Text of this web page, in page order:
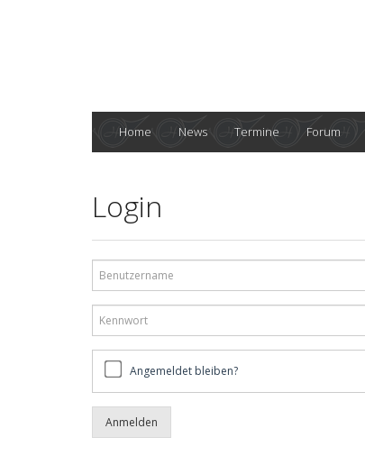
Home News Termine Forum
Login
bleiben?Angemeldet bleiben?